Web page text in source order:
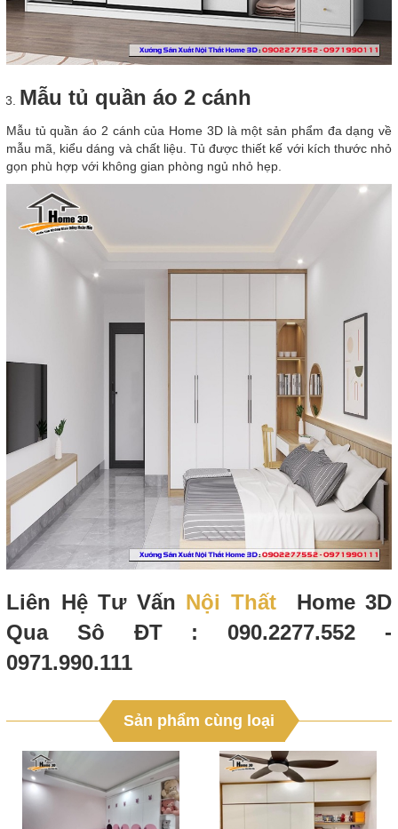
Mẫu tủ quần áo 2 cánh
Mẫu tủ quần áo 2 cánh của Home 3D là một sản phẩm đa dạng về
mẫu mã, kiểu dáng và chất liệu. Tủ được thiết kế với kích thước nhỏ
gọn phù hợp với không gian phòng ngủ nhỏ hẹp.
Liên Hệ Tư Vấn Nội ThấtHome 3D
Qua Sô ĐT : 090.2277.552 -
0971.990.111
Sản phẩm cùng loại